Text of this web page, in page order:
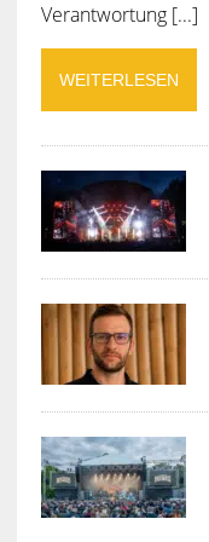
Verantwortung [...]
WEITERLESEN